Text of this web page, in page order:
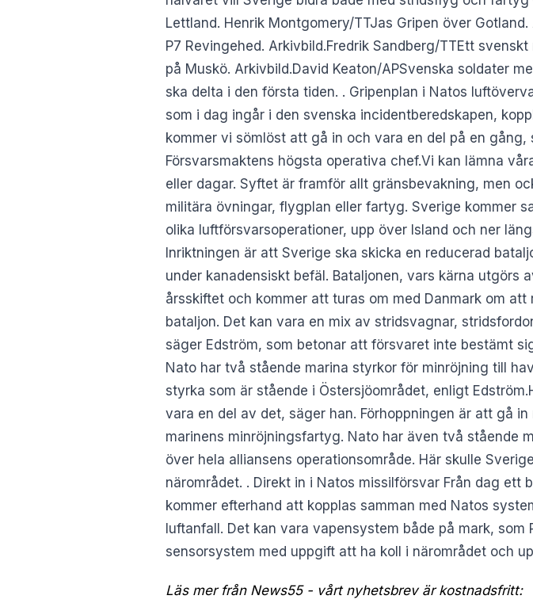
Lettland. Henrik Montgomery/TTJas Gripen över
P7 Revingehed. Arkivbild.Fredrik Sandberg/TTEtt
på Muskö. Arkivbild.David Keaton/APSvenska soldater
ska delta i den första tiden. . Gripenplan i Natos
som i dag ingår i den svenska incidentberedskapen,
kommer vi sömlöst att gå in och vara en del på en
Försvarsmaktens högsta operativa chef.Vi kan lämna
eller dagar. Syftet är framför allt gränsbevakning, men
militära övningar, flygplan eller fartyg. Sverige kommer
olika luftförsvarsoperationer, upp över Island och ner
Inriktningen är att Sverige ska skicka en reducerad
under kanadensiskt befäl. Bataljonen, vars kärna utgörs
årsskiftet och kommer att turas om med Danmark om
bataljon. Det kan vara en mix av stridsvagnar,
säger Edström, som betonar att försvaret inte bestämt
Nato har två stående marina styrkor för minröjning till
styrka som är stående i Östersjöområdet, enligt
vara en del av det, säger han. Förhoppningen är att gå
marinens minröjningsfartyg. Nato har även två stående
över hela alliansens operationsområde. Här skulle
närområdet. . Direkt in i Natos missilförsvar Från dag
kommer efterhand att kopplas samman med Natos
luftanfall. Det kan vara vapensystem både på mark,
sensorsystem med uppgift att ha koll i närområdet och
Läs mer från News55 - vårt nyhetsbrev är kostnadsfritt: